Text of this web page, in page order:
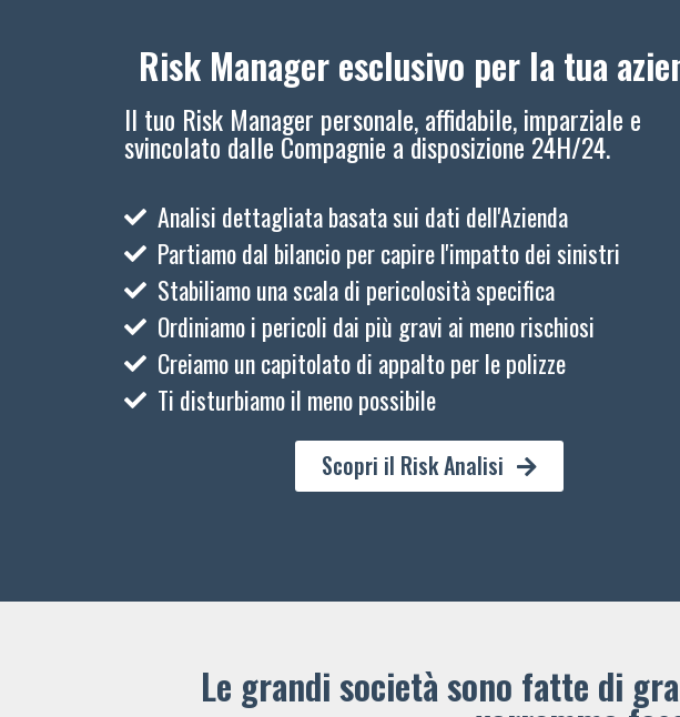
Risk Manager esclusivo per la tua
Il tuo Risk Manager personale, affidabile, imparziale e
svincolato dalle Compagnie a disposizione 24H/24.
Analisi dettagliata basata sui dati dell'Azienda
Partiamo dal bilancio per capire l'impatto dei sinistri
Stabiliamo una scala di pericolosità specifica
Ordiniamo i pericoli dai più gravi ai meno rischiosi
Creiamo un capitolato di appalto per le polizze
Ti disturbiamo il meno possibile
Scopri il Risk Analisi
Le grandi società sono fatte di